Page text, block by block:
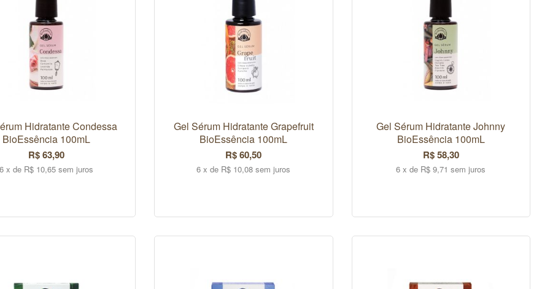
Hidratante Condessa
BioEssência 100mL
R$ 63,90
x de R$ 10,65 sem juros
Gel Sérum Hidratante Grapefruit
BioEssência 100mL
R$ 60,50
6 x de R$ 10,08 sem juros
Gel Sérum Hidratante Johnny
BioEssência 100mL
R$ 58,30
6 x de R$ 9,71 sem juros